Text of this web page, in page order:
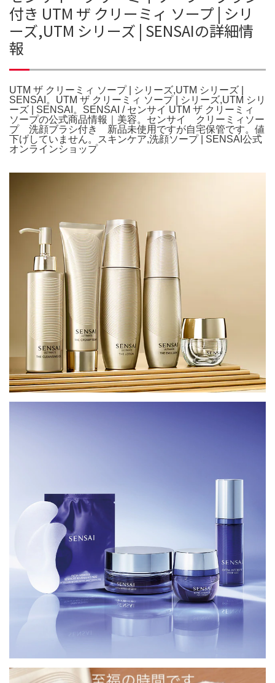
付き UTM ザ クリーミィ ソープ | シリ
ーズ,UTM シリーズ | SENSAIの詳細情
報
UTM ザ クリーミィ ソープ | シリーズ,UTM シリーズ |
SENSAI。UTM ザ クリーミィ ソープ | シリーズ,UTM シリ
ーズ | SENSAI。SENSAI / センサイ UTM ザ クリーミィ
ソープの公式商品情報｜美容。センサイ クリーミィソー
プ 洗顔ブラシ付き 新品未使用ですが自宅保管です。値
下げしていません。スキンケア,洗顔ソープ | SENSAI公式
オンラインショップ